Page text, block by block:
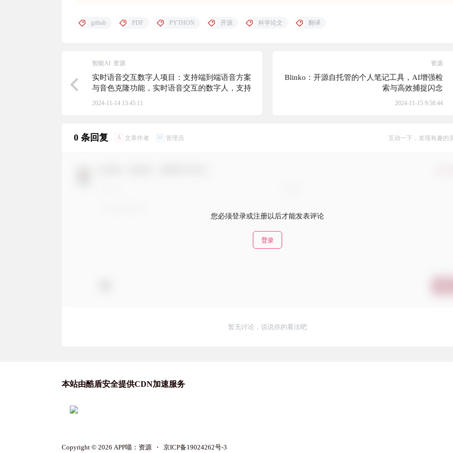
github PDF PYTHON 开源 科学论文 翻译
智能AI 资源
实时语音交互数字人项目：支持端到端语音方案
与音色克隆功能，实时语音交互的数字人，支持
多种语音方案，包括GLM-4-Voice和ASR-LLM-
2024-11-14 13:45:11
资源
Blinko：开源自托管的个人笔记工具，AI增强检
索与高效捕捉闪念
2024-11-15 9:58:44
0 条回复 A 文章作者 M 管理员 互动一下，发现有趣的
您必须登录或注册以后才能发表评论
登录
暂无讨论，说说你的看法吧
本站由酷盾安全提供CDN加速服务
Copyright © 2026 APP喵：资源 ・ 京ICP备19024262号-3